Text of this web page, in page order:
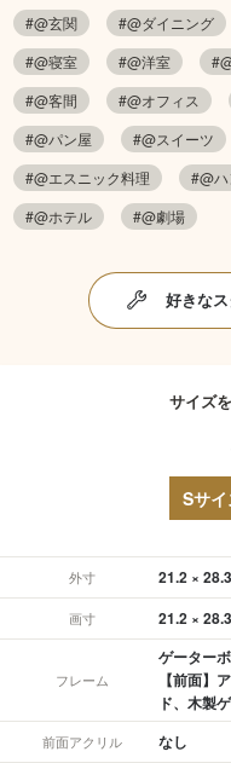
#@玄関
#@ダイニング
#@寝室
#@洋室
#@客間
#@オフィス
#@パン屋
#@スイーツ
#@エスニック料理
#@
#@ホテル
#@劇場
好きな
サイズ
Sサ
外寸 21.2 ×
画寸 21.2 ×
フレーム
ゲーター
【前面】
ド、木製
前面アクリル なし